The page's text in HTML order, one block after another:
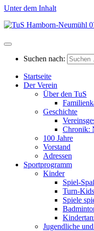
Unter dem Inhalt
Suchen nach:
Startseite
Der Verein
Über den TuS
Geschichte
Chronik:
100 Jahre
Vorstand
Adressen
Sportprogramm
Kinder
Spiel-
Turn-Kids
Spiele
Jugendliche